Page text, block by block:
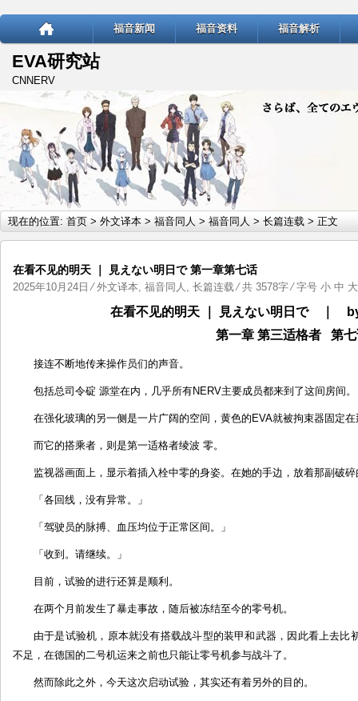
福音新闻 福音资料 福音解析
EVA研究站
CNNERV
现在的位置: 首页 > 外文译本 > 福音同人 > 福音同人 > 长篇连载 > 正文
在看不见的明天 ｜ 見えない明日で 第一章第七话
2025年10月24日 ⁄外文译本, 福音同人 , 长篇连载⁄ 共 3578字 ⁄ 字号 小 中 大
在看不见的明天 ｜ 見えない明日で ｜
第一章 第三适格者 第
接连不断地传来操作员们的声音。
包括总司令碇 源堂在内，几乎所有NERV主要成员都来到了这间房间。
在强化玻璃的另一侧是一片广阔的空间，黄色的EVA就被拘束器固定在
而它的搭乘者，则是第一适格者绫波 零。
监视器画面上，显示着插入栓中零的身姿。在她的手边，放着那副破
「各回线，没有异常。」
「驾驶员的脉搏、血压均位于正常区间。」
「收到。请继续。」
目前，试验的进行还算是顺利。
在两个月前发生了暴走事故，随后被冻结至今的零号机。
由于是试验机，原本就没有搭载战斗型的装甲和武器，因此看上去比
不足，在德国的二号机运来之前也只能让零号机参与战斗了。
然而除此之外，今天这次启动试验，其实还有着另外的目的。